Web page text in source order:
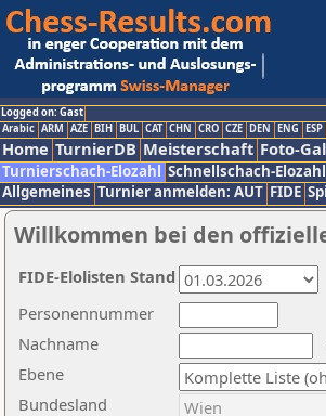
Logged on: Gast
Arabic ARM AZE BIH BUL CAT CHN CRO CZE DEN ENG ESP
Home TurnierDB Meisterschaft Foto-
Turnierschach-Elozahl Schnellschach-Elozahl
Allgemeines Turnier anmelden: AUT FIDE
Willkommen bei den
Nachname
Ebene
Personennummer
Bundesland
FIDE-Elolisten Stand